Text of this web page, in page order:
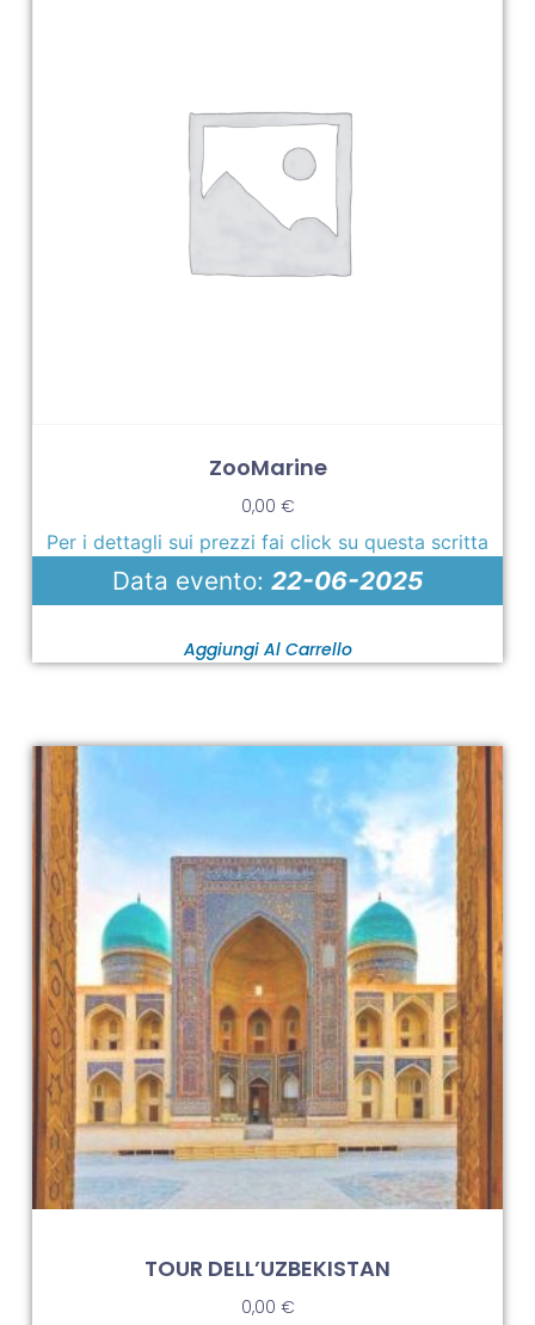
ZooMarine
0,00 €
Per i dettagli sui prezzi fai click su questa scritta
Data evento: 22-06-2025
Aggiungi Al Carrello
TOUR DELL’UZBEKISTAN
0,00 €